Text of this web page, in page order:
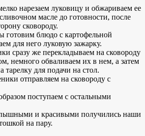
нарезаем луковицу и обжариваем ее
масле до готовности, после
сковороду.
сразу же перекладываем на сковороду
немного обваливаем их в нем, а затем
тарелку для подачи на стол.
поступаем с остальными